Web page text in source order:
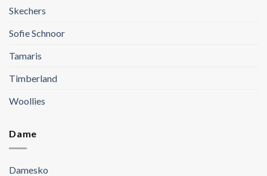
Skechers
Sofie Schnoor
Tamaris
Timberland
Woollies
Dame
Damesko